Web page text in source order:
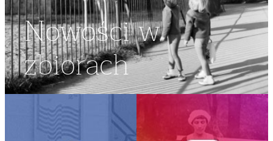
Nowości w
zbiorach